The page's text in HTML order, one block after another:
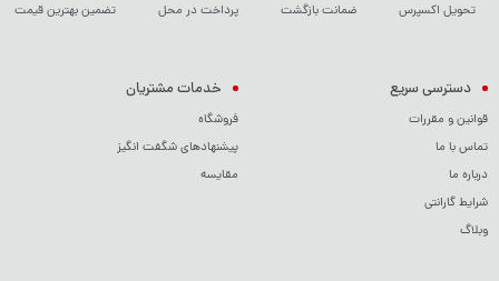
تحویل اکسپرس ضمانت بازگشت پرداخت در محل تضمین بهترین قیمت
دسترسی سریع
قوانین و مقررات
تماس با ما
درباره ما
شرایط گارانتی
وبلاگ
خدمات مشتریان
فروشگاه
پیشنهادهای شگفت انگیز
مقایسه